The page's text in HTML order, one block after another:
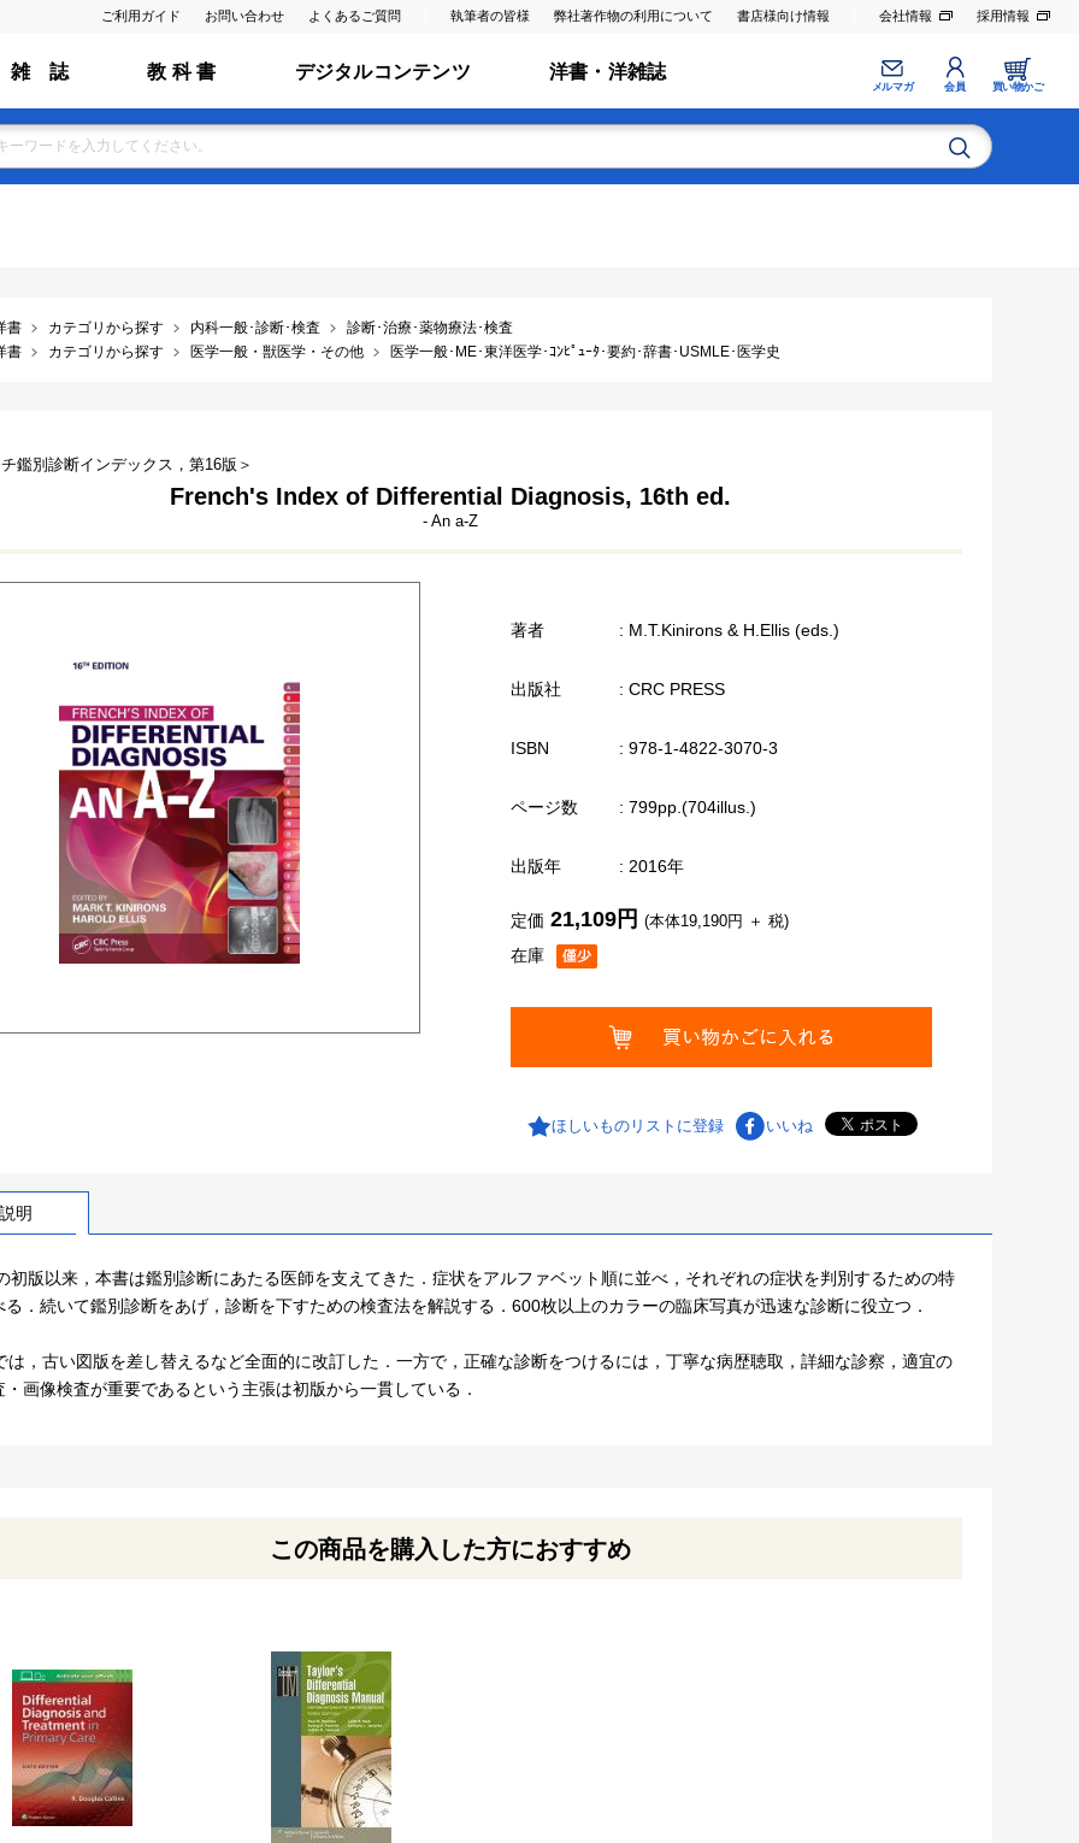
ご利用ガイド お問い合わせ よくあるご質問 執筆者の皆様 弊社著作物の利用について 書店様向け情報 会社情報 採用情報
雑 誌 教 科 書 デジタルコンテンツ 洋書・洋雑誌
メルマガ 会員 買い物かご
書 カテゴリから探す 内科一般･診断･検査
診断･治療･薬物療法･検査
書 カテゴリから探す 医学一般・獣医学・その他 医学一般･ME･東洋医学･ｺﾝﾋﾟｭｰﾀ･要約･辞書･USMLE･医学史
鑑別診断インデックス，第16版＞
French's Index of Differential Diagnosis, 16th ed.
- An a-Z
著者 : M.T.Kinirons & H.Ellis (eds.)
出版社 : CRC PRESS
ISBN : 978-1-4822-3070-3
ページ数 : 799pp.(704illus.)
出版年 : 2016年
在庫
定価 21,109円 (本体19,190円 ＋ 税)
ほしいものリストに登録 いいね
明
初版以来，本書は鑑別診断にあたる医師を支えてきた．症状をアルファベット順に並べ，それぞれの症状を判別するための特
る．続いて鑑別診断をあげ，診断を下すための検査法を解説する．600枚以上のカラーの臨床写真が迅速な診断に役立つ．
は，古い図版を差し替えるなど全面的に改訂した．一方で，正確な診断をつけるには，丁寧な病歴聴取，詳細な診察，適宜の
・画像検査が重要であるという主張は初版から一貫している．
この商品を購入した方におすすめ